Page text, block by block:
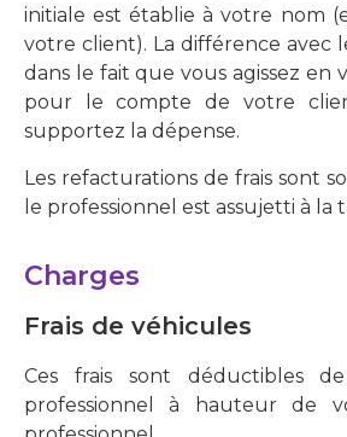
initiale est établie à votre nom
votre client). La différence avec
dans le fait que vous agissez en
pour le compte de votre
supportez la dépense.
Les refacturations de frais sont
le professionnel est assujetti à la
Charges
Frais de véhicules
Ces frais sont déductibles
professionnel à hauteur de